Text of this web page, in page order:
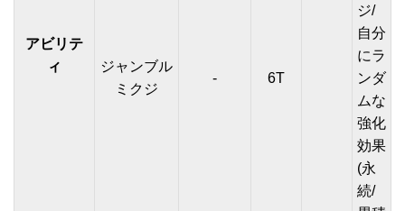
アビリテ
ィ
ジャンブル
ミクジ
- 6T
ジ/
自分
にラ
ンダ
ムな
強化
効果
(永
続/